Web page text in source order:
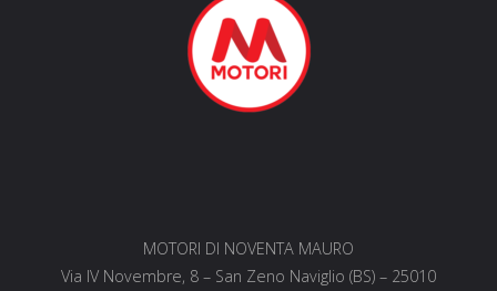
MOTORI DI NOVENTA MAURO
Via IV Novembre, 8 – San Zeno Naviglio (BS) – 25010